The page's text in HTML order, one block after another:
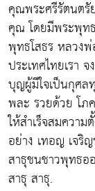
คุณพระศรีรัตนต
คุณ โดยมีพระพุท
พุทธโสธร หลวง
ประเทศไทยเรา
บุญผู้มีใจเป็นกุศล
พละ รวยด้วย โภ
ให้สำเร็จสมควา
อย่าง เทอญ เจริ
สาธุชนชาวพุทธอ
สาธุ สาธุ.